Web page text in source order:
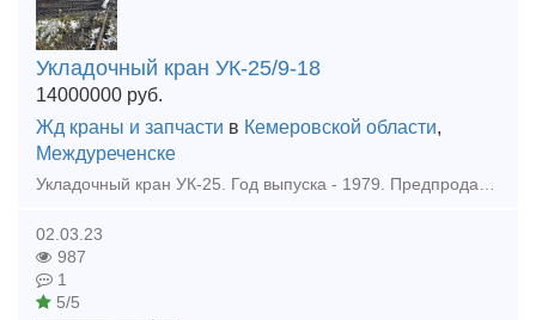
Укладочный кран УК-25/9-18
14000000 руб.
Жд краны и запчасти в Кемеровской области,
Междуреченске
Укладочный кран УК-25. Год выпуска - 1979. Предпродажного ремонта нет. Комплектация: крановая установка без дополнительных платформ. Дизель-генераторная установка на базе двигателя Д6-150с20. Колесные
02.03.23
987
1
5/5